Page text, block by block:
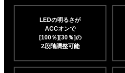
LEDの明るさが
ACCオンで
[100％][30％]の
2段階調整可能